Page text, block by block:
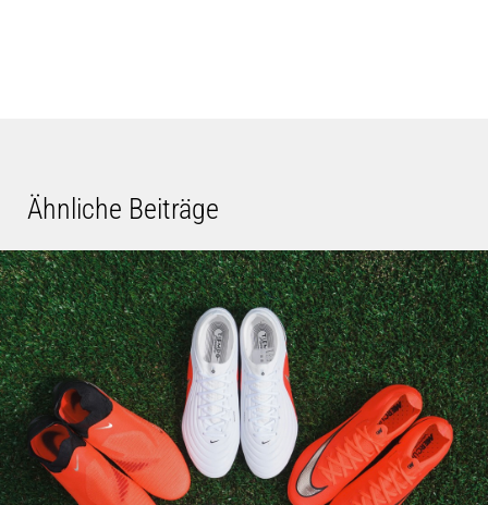
Ähnliche Beiträge